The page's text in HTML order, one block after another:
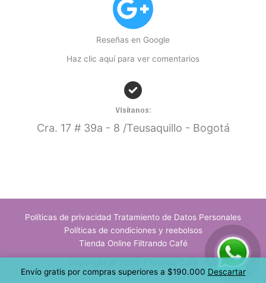
Envío gratis por compras superiores a $190.000 Descartar
Reseñas en Google
Haz clic aquí para ver comentarios
Visítanos:
Cra. 17# 39a - 8 /Teusaquillo - Bogotá
Políticas de privacidad Tratamiento de Datos Personales
Políticas de condiciones y reebolsos
Tienda Online Filtrando Café